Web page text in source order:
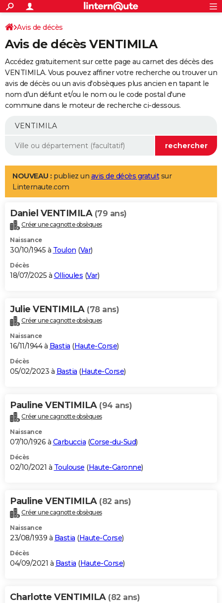
ACTUALITÉS
Politique
Société
Faits Divers
Education
Monde
Villes
+
SPORT
Coupe du monde 2026
Football
Tennis
Cyclisme
Rugby
Forum
Programme TV
TNT
Streaming
Cinéma
Sorties cinéma
Musique
+
FINANCE
Retraite
Epargne
Immobilier
Risques naturels par ville
Banque
Assurance
AUTO
Essais
Réserver un essai
Citadines
Berlines
SUV
Forum auto
+
Mobiles
Meilleur smartphone
Internet
Ordinateurs
Jeux vidéo
Guide high-tech
Aménagement intérieur
LIFESTYLE
Art de vivre
Bien-être
Loisirs
Mode
Modes de vie
Alimentation
Guide de la santé
Maladies
Médicaments
Sommeil
VOYAGE
Destinations
City break
Voyage nature
Voyage de noces
Forum
Climat
+PHOTO
GUIDES D'ACHAT
BONS PLANS
Carte de Noël
Carte Bonne année
Carte Saint-Valentin
Carte Pâques
Carte d'anniversaire
DICTIONNAIRE
Dictionnaire
Biographies
Citations
Expressions
Proverbes
PROGRAMME TV
S'inscrire
Se connecter
Lycées
Collèges
Primaires
Universités
Entreprises
Service militaire
Avis de recherche
AVIS DE DÉCÈS
Bricolage
Lifestyle
Culture
Sport
Auto
Television
Voyage
Cinema
Avis de décès
Avis de décès VENTIMILA
Accédez gratuitement sur cette page au carnet des décès des
VENTIMILA. Vous pouvez affiner votre recherche ou trouver un
avis de décès ou un avis d'obsèques plus ancien en tapant le
nom d'un défunt et/ou le nom ou le code postal d'une
commune dans le moteur de recherche ci-dessous.
NOUVEAU : publiez un avis de décès gratuitsur
Linternaute.com
Daniel VENTIMILA (79 ans)
Créer une cagnotte obsèques
Naissance
30/10/1945 à Toulon (Var)
Décès
18/07/2025 à Ollioules (Var)
Julie VENTIMILA (78 ans)
Créer une cagnotte obsèques
Naissance
16/11/1944 à Bastia (Haute-Corse)
Décès
05/02/2023 à Bastia (Haute-Corse)
Pauline VENTIMILA (94 ans)
Créer une cagnotte obsèques
Naissance
07/10/1926 à Carbuccia (Corse-du-Sud)
Décès
02/10/2021 à Toulouse (Haute-Garonne)
Pauline VENTIMILA (82 ans)
Créer une cagnotte obsèques
Naissance
23/08/1939 à Bastia (Haute-Corse)
Décès
04/09/2021 à Bastia (Haute-Corse)
Charlotte VENTIMILA (82 ans)